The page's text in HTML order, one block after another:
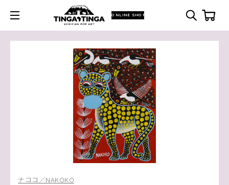
ONLINE SHOP
ナココ／NAKOKO